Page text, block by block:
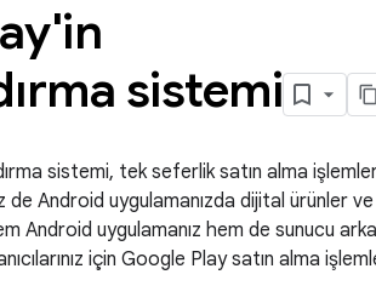
sistemi
sistemi, tek seferlik satın alma
de Android uygulamanızda dijital ürünler
Android uygulamanız hem de sunucu
için Google Play satın alma